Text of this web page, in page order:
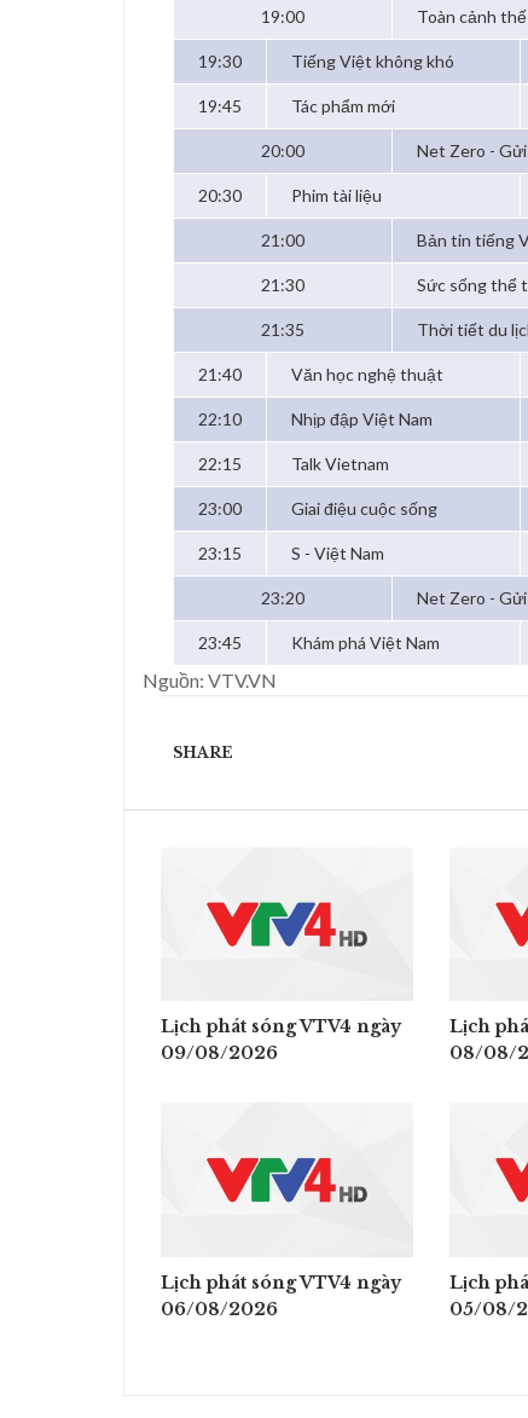
19:00 Toàn cảnh
19:30 Tiếng Việt không khó
19:45 Tác phẩm mới
20:00 Net Zero -
20:30 Phim tài liệu
21:00 Bản tin tiếng
21:30 Sức sống thể
21:35 Thời tiết du
21:40 Văn học nghệ thuật
22:10 Nhịp đập Việt Nam
22:15 Talk Vietnam
23:00 Giai điệu cuộc sống
23:15 S - Việt Nam
23:20 Net Zero -
23:45 Khám phá Việt Nam
Nguồn: VTV.VN
SHARE
Lịch phát sóng VTV4 ngày
09/08/2026
Lịch
08/08/
Lịch phát sóng VTV4 ngày
06/08/2026
Lịch
05/08/